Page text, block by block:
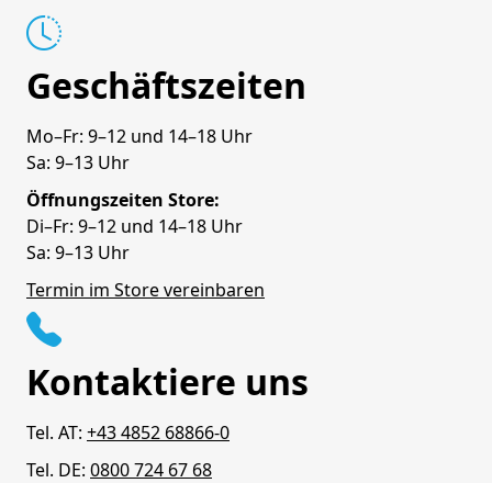
Geschäftszeiten
Mo–Fr: 9–12 und 14–18 Uhr
Sa: 9–13 Uhr
Öffnungszeiten Store:
Di–Fr: 9–12 und 14–18 Uhr
Sa: 9–13 Uhr
Termin im Store vereinbaren
Kontaktiere uns
Tel. AT: +43 4852 68866-0
Tel. DE: 0800 724 67 68